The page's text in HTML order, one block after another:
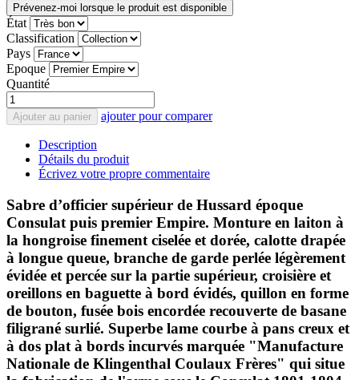
Prévenez-moi lorsque le produit est disponible
État
Classification
Pays
Epoque
Quantité
Ajouter au panier ajouter pour comparer
Description
Détails du produit
Écrivez votre propre commentaire
Sabre d’officier supérieur de Hussard époque
Consulat puis premier Empire. Monture en laiton à
la hongroise finement ciselée et dorée, calotte drapée
à longue queue, branche de garde perlée légèrement
évidée et percée sur la partie supérieur, croisière et
oreillons en baguette à bord évidés, quillon en forme
de bouton, fusée bois encordée recouverte de basane
filigrané surlié. Superbe lame courbe à pans creux et
à dos plat à bords incurvés marquée "Manufacture
Nationale de Klingenthal Coulaux Frères" qui situe